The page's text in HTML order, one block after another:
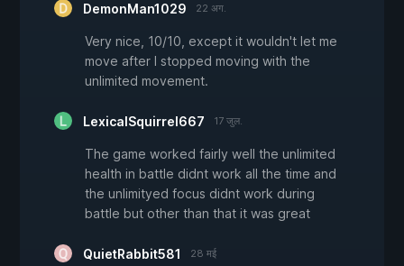
DemonMan1029 22 अग.
Very nice, 10/10, except it wouldn't let me
move after I stopped moving with the
unlimited movement.
LexicalSquirrel667 17 जुल.
The game worked fairly well the unlimited
health in battle didnt work all the time and
the unlimityed focus didnt work during
battle but other than that it was great
QuietRabbit581 28 मई